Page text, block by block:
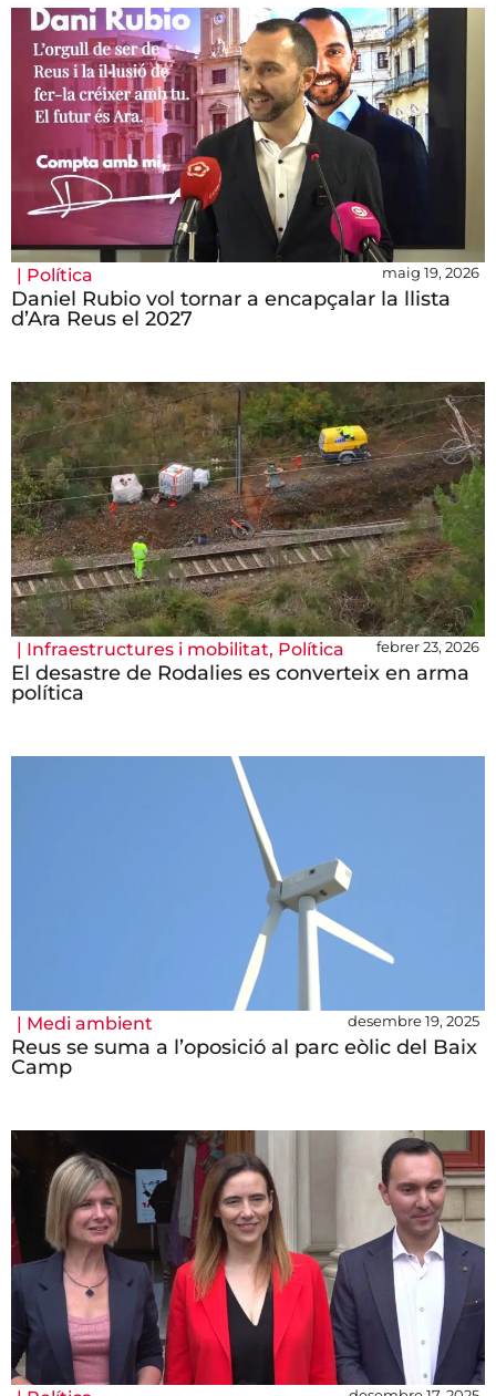
| Política maig 19, 2026
Daniel Rubio vol tornar a encapçalar la llista
d’Ara Reus el 2027
| Infraestructures i mobilitat, Política febrer 23, 2026
El desastre de Rodalies es converteix en arma
política
| Medi ambient desembre 19, 2025
Reus se suma a l’oposició al parc eòlic del Baix
Camp